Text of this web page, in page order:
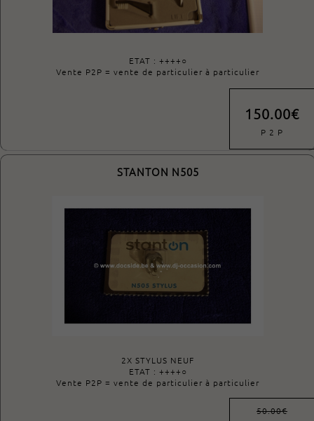
ETAT : ++++○
Vente P2P = vente de particulier à particulier
150.00€
P 2 P
STANTON N505
2X STYLUS NEUF
ETAT : ++++○
Vente P2P = vente de particulier à particulier
50.00€